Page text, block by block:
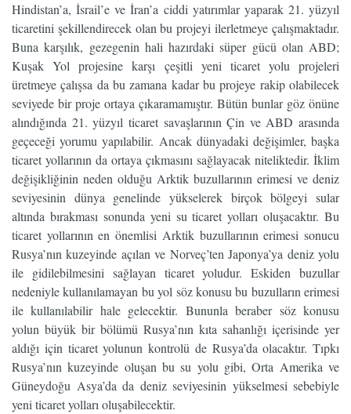
Hindistan’a, İsrail’e ve İran’a ciddi yatırımlar yaparak 21. yüzyıl
ticaretini şekillendirecek olan bu projeyi ilerletmeye çalışmaktadır.
Buna karşılık, gezegenin hali hazırdaki süper gücü olan ABD;
Kuşak Yol projesine karşı çeşitli yeni ticaret yolu projeleri
üretmeye çalışsa da bu zamana kadar bu projeye rakip olabilecek
seviyede bir proje ortaya çıkaramamıştır. Bütün bunlar göz önüne
alındığında 21. yüzyıl ticaret savaşlarının Çin ve ABD arasında
geçeceği yorumu yapılabilir. Ancak dünyadaki değişimler, başka
ticaret yollarının da ortaya çıkmasını sağlayacak niteliktedir. İklim
değişikliğinin neden olduğu Arktik buzullarının erimesi ve deniz
seviyesinin dünya genelinde yükselerek birçok bölgeyi sular
altında bırakması sonunda yeni su ticaret yolları oluşacaktır. Bu
ticaret yollarının en önemlisi Arktik buzullarının erimesi sonucu
Rusya’nın kuzeyinde açılan ve Norveç’ten Japonya’ya deniz yolu
ile gidilebilmesini sağlayan ticaret yoludur. Eskiden buzullar
nedeniyle kullanılamayan bu yol söz konusu bu buzulların erimesi
ile kullanılabilir hale gelecektir. Bununla beraber söz konusu
yolun büyük bir bölümü Rusya’nın kıta sahanlığı içerisinde yer
aldığı için ticaret yolunun kontrolü de Rusya’da olacaktır. Tıpkı
Rusya’nın kuzeyinde oluşan bu su yolu gibi, Orta Amerika ve
Güneydoğu Asya’da da deniz seviyesinin yükselmesi sebebiyle
yeni ticaret yolları oluşabilecektir.